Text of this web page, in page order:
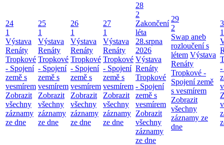
24
1
Výstava
Renáty
Tropkové
- Spojení
země s
vesmírem
Zobrazit
všechny
záznamy
ze dne
25
1
Výstava
Renáty
Tropkové
- Spojení
země s
vesmírem
Zobrazit
všechny
záznamy
ze dne
26
1
Výstava
Renáty
Tropkové
- Spojení
země s
vesmírem
Zobrazit
všechny
záznamy
ze dne
27
1
Výstava
Renáty
Tropkové
- Spojení
země s
vesmírem
Zobrazit
všechny
záznamy
ze dne
28
2
Zakončení
léta
28.srpna
2026
Výstava
Renáty
Tropkové
- Spojení
země s
vesmírem
Zobrazit
všechny
záznamy
ze dne
29
2
Swap aneb
rozloučení s
létem Výstava
Renáty
Tropkové -
Spojení země
s vesmírem
Zobrazit
všechny
záznamy ze
dne
1
-